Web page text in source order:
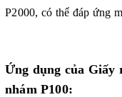
P2000, có thể đáp ứng
Ứng dụng của Giấy
nhám P100: